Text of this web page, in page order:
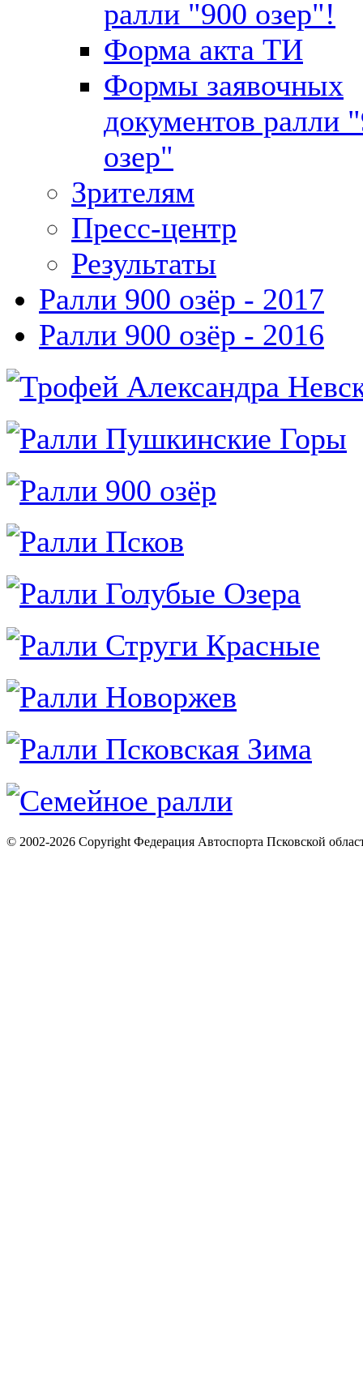
ралли "900 озер"!
Форма акта ТИ
Формы заявочных
документов ралли
озер"
Зрителям
Пресс-центр
Результаты
Ралли 900 озёр - 2017
Ралли 900 озёр - 2016
© 2002-2026 Copyright Федерация Автоспорта Псковской